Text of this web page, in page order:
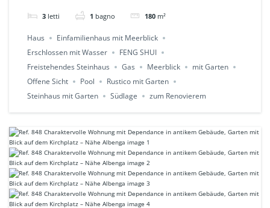
Ceriale
3 letti 1 bagno 180 m²
Haus
Einfamilienhaus mit Meerblick
Erschlossen mit Wasser
FENG SHUI
Freistehendes Steinhaus
Gas Meerblick
mit Garten
Offene Sicht
Pool
Rustico mit Garten
Steinhaus mit Garten
Südlage zum Renovierem